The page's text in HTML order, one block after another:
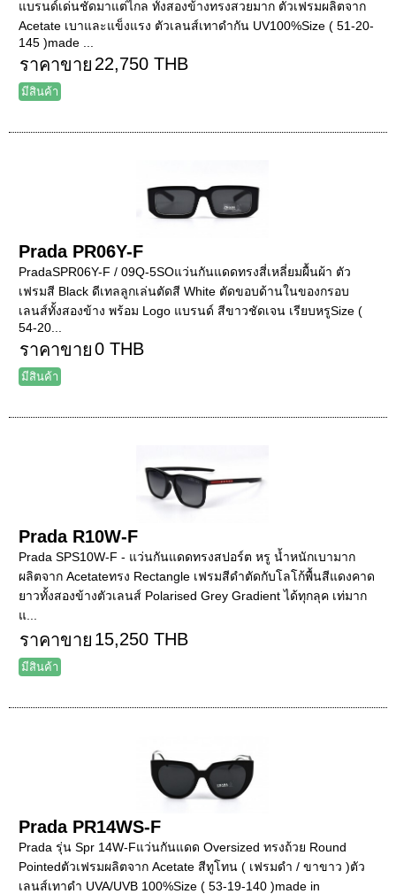
แบรนด์เด่นชัดมาแต่ไกล ทั้งสองข้างทรงสวยมาก ตัวเฟรมผลิตจาก
Acetate เบาและแข็งแรง ตัวเลนส์เทาดำกัน UV100%Size ( 51-20-
145 )made ...
ราคาขาย 22,750 THB
มีสินค้า
Prada PR06Y-F
PradaSPR06Y-F / 09Q-5SOแว่นกันแดดทรงสี่เหลี่ยมผื้นผ้า ตัว
เฟรมสี Black ดีเทลลูกเล่นตัดสี White ตัดขอบด้านในของกรอบ
เลนส์ทั้งสองข้าง พร้อม Logo แบรนด์ สีขาวชัดเจน เรียบหรูSize (
54-20...
ราคาขาย0 THB
มีสินค้า
Prada R10W-F
Prada SPS10W-F - แว่นกันแดดทรงสปอร์ต หรู น้ำหนักเบามาก
ผลิตจาก Acetateทรง Rectangle เฟรมสีดำตัดกับโลโก้พื้นสีแดงคาด
ยาวทั้งสองข้างตัวเลนส์ Polarised Grey Gradient ได้ทุกลุค เท่มาก
แ...
ราคาขาย 15,250 THB
มีสินค้า
Prada PR14WS-F
Prada รุ่น Spr 14W-Fแว่นกันแดด Oversized ทรงถ้วย Round
Pointedตัวเฟรมผลิตจาก Acetate สีทูโทน ( เฟรมดำ / ขาขาว )ตัว
เลนส์เทาดำ UVA/UVB 100%Size ( 53-19-140 )made in